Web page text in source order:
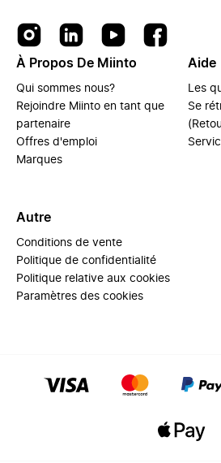
À Propos De Miinto
Qui sommes nous?
Rejoindre Miinto en tant que
partenaire
Offres d'emploi
Marques
Aide
Les
Se
Autre
Conditions de vente
Politique de confidentialité
Politique relative aux cookies
Paramètres des cookies